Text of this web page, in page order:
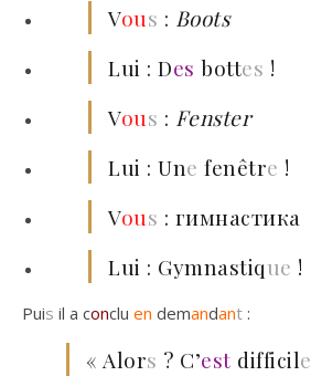
Vous : Boots
Lui : Des bottes !
Vous : Fenster
Lui : Une fenêtre !
Vous : гимнастика
Lui : Gymnastique !
Puis il a conclu en demandant :
« Alors ? C’est difficile